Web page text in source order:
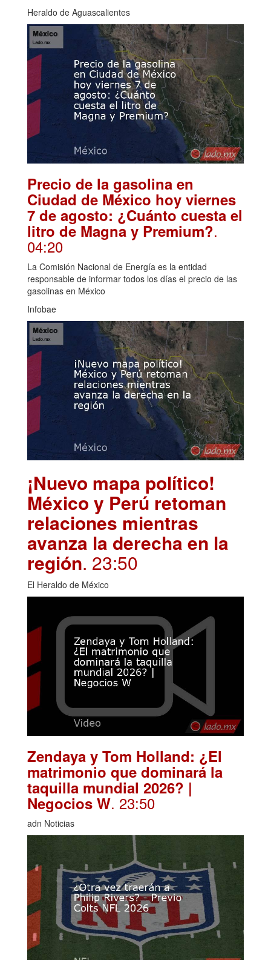
Heraldo de Aguascalientes
Precio de la gasolina en
Ciudad de México hoy viernes
7 de agosto: ¿Cuánto cuesta el
litro de Magna y Premium?.
04:20
La Comisión Nacional de Energía es la entidad
responsable de informar todos los días el precio de las
gasolinas en México
Infobae
¡Nuevo mapa político!
México y Perú retoman
relaciones mientras
avanza la derecha en la
región. 23:50
El Heraldo de México
Zendaya y Tom Holland: ¿El
matrimonio que dominará la
taquilla mundial 2026? |
Negocios W. 23:50
adn Noticias